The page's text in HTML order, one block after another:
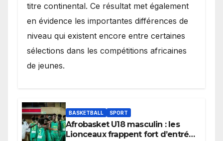
titre continental. Ce résultat met également
en évidence les importantes différences de
niveau qui existent encore entre certaines
sélections dans les compétitions africaines
de jeunes.
BASKETBALL SPORT
Afrobasket U18 masculin : les
Lionceaux frappent fort d’entrée